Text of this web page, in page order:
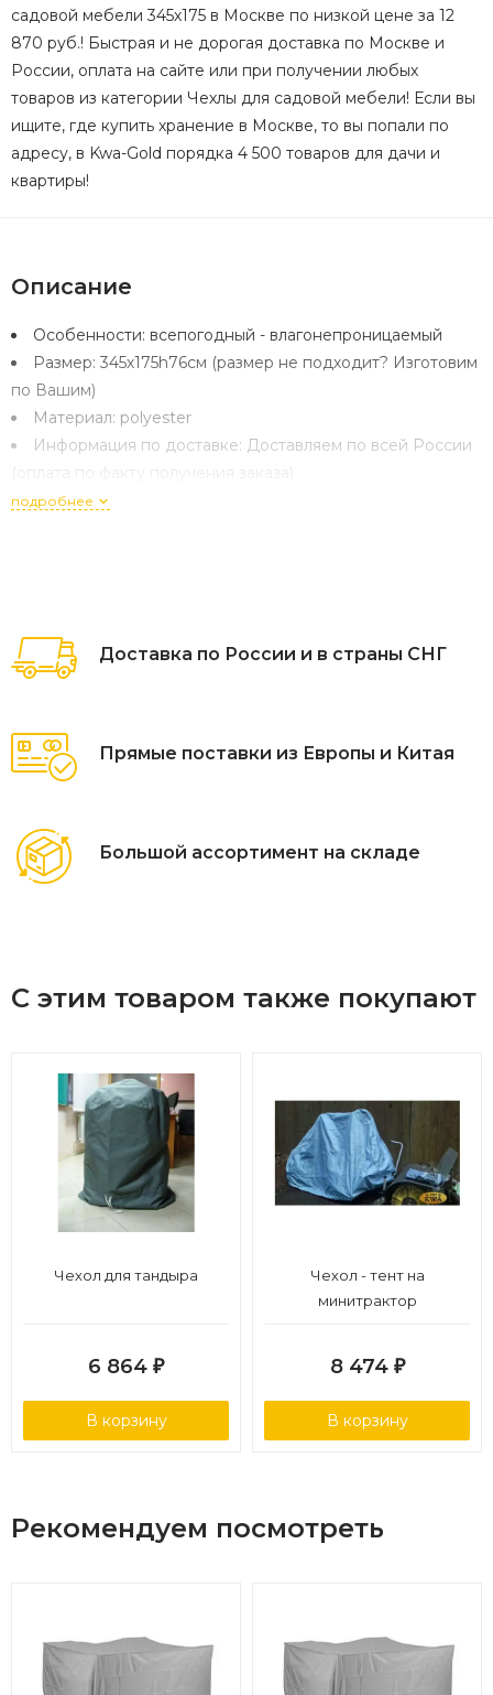
садовой мебели 345х175 в Москве по низкой цене за 12
870 руб.! Быстрая и не дорогая доставка по Москве и
России, оплата на сайте или при получении любых
товаров из категории Чехлы для садовой мебели! Если вы
ищите, где купить хранение в Москве, то вы попали по
адресу, в Kwa-Gold порядка 4 500 товаров для дачи и
квартиры!
Описание
Особенности: всепогодный - влагонепроницаемый
Размер: 345х175h76см (размер не подходит? Изготовим
по Вашим)
Материал: polyester
Информация по доставке: Доставляем по всей России
(оплата по факту получения заказа)
подробнее
Доставка по России и в страны СНГ
Прямые поставки из Европы и Китая
Большой ассортимент на складе
С этим товаром также покупают
Чехол для тандыра
6 864 ₽
В корзину
Чехол - тент на
минитрактор
8 474 ₽
В корзину
Рекомендуем посмотреть